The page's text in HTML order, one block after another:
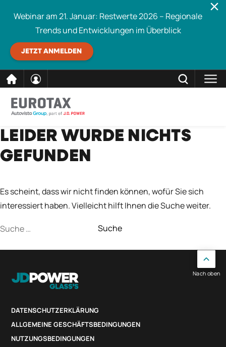
direkt
zum
Inhalt
Webinar am 21. Januar: Restwerte 2026 – Regionale
Trends und Entwicklungen im Überblick
JETZT ANMELDEN
Eurotax durchsuchen SCHLIESSEN
LEIDER WURDE NICHTS
GEFUNDEN
Es scheint, dass wir nicht finden können, wofür Sie sich
interessiert haben. Vielleicht hilft Ihnen die Suche weiter.
Suche
DATENSCHUTZERKLÄRUNG
ALLGEMEINE GESCHÄFTSBEDINGUNGEN
NUTZUNGSBEDINGUNGEN
Nach oben